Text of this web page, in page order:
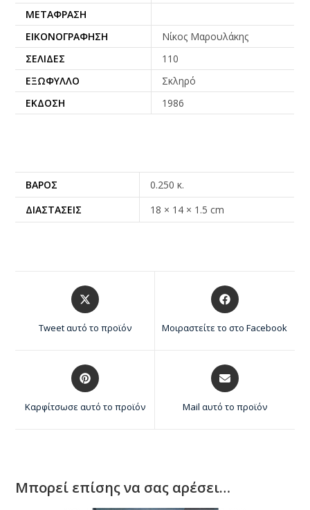
ΜΕΤΆΦΡΑΣΗ
ΕΙΚΟΝΟΓΡΆΦΗΣΗ
Νίκος Μαρουλάκης
ΣΕΛΊΔΕΣ
110
ΕΞΏΦΥΛΛΟ
Σκληρό
ΈΚΔΟΣΗ
1986
ΒΆΡΟΣ
0.250 κ.
ΔΙΑΣΤΆΣΕΙΣ
18 × 14 × 1.5 cm
Tweet αυτό το προϊόν Μοιραστείτε το στο Facebook
Καρφίτσωσε αυτό το προϊόν Mail αυτό το προϊόν
Μπορεί επίσης να σας αρέσει…